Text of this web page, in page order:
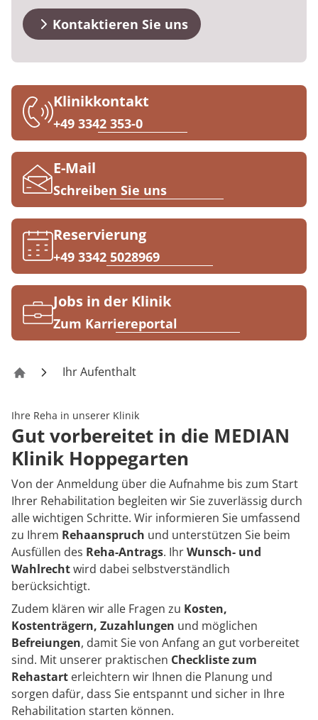
Anreise
Kosten & Kostenträger
Kinder-und Jugendreha
Geriatrie
Gynäkologie
HTS & Cochlea
Long Covid
Onkologie
Pneumologie
Rheumatologie
Prävention
Qualität & Expertise
Energiepolitik
Ihr Weg zu MEDIAN
Kosten & Kostenträger
Reha Checkliste
Zuweiser
Über MEDIAN
Kooperationen
Presse
Karriere
Kontaktieren Sie uns
Klinikkontakt
+49 3342 353-0
E-Mail
Schreiben Sie uns
Reservierung
+49 3342 5028969
Jobs in der Klinik
Zum Karriereportal
Klinik Hoppegarten
Ihr Aufenthalt
Ihre Reha in unserer Klinik
Gut vorbereitet in die MEDIAN
Klinik Hoppegarten
Von der Anmeldung über die Aufnahme bis zum Start
Ihrer Rehabilitation begleiten wir Sie zuverlässig durch
alle wichtigen Schritte. Wir informieren Sie umfassend
zu Ihrem Rehaanspruch und unterstützen Sie beim
Ausfüllen des Reha-Antrags. IhrWunsch- und
Wahlrechtwird dabei selbstverständlich
berücksichtigt.
Zudem klären wir alle Fragen zu Kosten,
Kostenträgern, Zuzahlungen und möglichen
Befreiungen, damit Sie von Anfang an gut vorbereitet
sind. Mit unserer praktischen Checkliste zum
Rehastart erleichtern wir Ihnen die Planung und
sorgen dafür, dass Sie entspannt und sicher in Ihre
Rehabilitation starten können.